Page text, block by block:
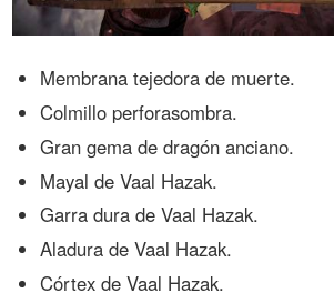
Membrana tejedora de muerte.
Colmillo perforasombra.
Gran gema de dragón anciano.
Mayal de Vaal Hazak.
Garra dura de Vaal Hazak.
Aladura de Vaal Hazak.
Córtex de Vaal Hazak.